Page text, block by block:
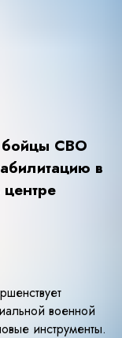
бойцы СВО
в
военной
инструменты.